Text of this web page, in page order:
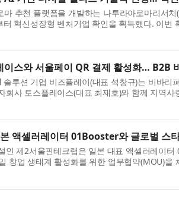
추천 플랫폼을 개발하는 나투라아로마리서
터 혁신성장형 벤처기업 확인을 획득했다. 이번
의 성장 가능성 및 기술 혁...
이스와 서울페이 QR 결제 활성화… B2B
루션 기업 비즈플레이(대표 석창규)는 비바리
회사 토스플레이스(대표 최재호)와 함께 지역
위한 전략적 업무협약(MOU...
액셀러레이터 01Booster와 글로벌 스
인 제2서울핀테크랩은 일본 대표 액셀러레이
창업 생태계 활성화를 위한 업무협약(MOU)을
업의 글로벌 시장 진출을 ...